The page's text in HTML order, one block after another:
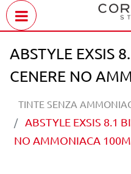
ABSTYLE EXSIS
CENERE NO
TINTE SENZA
ABSTYLE EXSIS 8.1
NO AMMONIACA